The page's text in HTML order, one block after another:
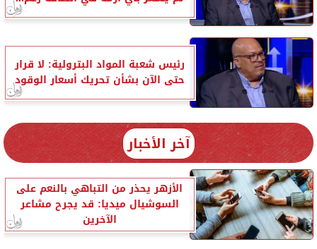
رئيس شعبة المواد البترولية: لا قرار
حتى الآن بشأن تحريك أسعار الوقود
آخر الأخبار
الأزهر يحذر من التباهي بالنعم على
السوشيال ميديا: قد يجرح مشاعر
الآخرين